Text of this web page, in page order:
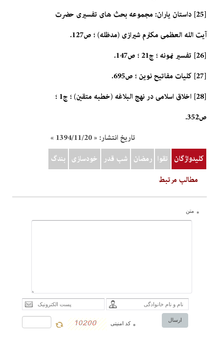
[25] داستان ياران: مجموعه بحث هاى تفسيرى حضرت
آيت الله العظمى مكارم شيرازى (مدظله) ؛ ص127.
[26] تفسير نمونه ؛ ج‏21 ؛ ص147.
[27] كليات مفاتيح نوين ؛ ص695.
[28] اخلاق اسلامى در نهج البلاغه (خطبه متقين) ؛ ج‏1 ؛
ص352.
تاریخ انتشار: « 1394/11/20 »
کلیدواژگان
تقوا رمضان شب قدر خودسازي بندگ
مطالب مرتبط
* متن
ارسال
* کد امنیتی